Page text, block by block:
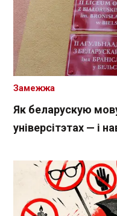
Як беларускую
універсітэтах — і
Замежжа